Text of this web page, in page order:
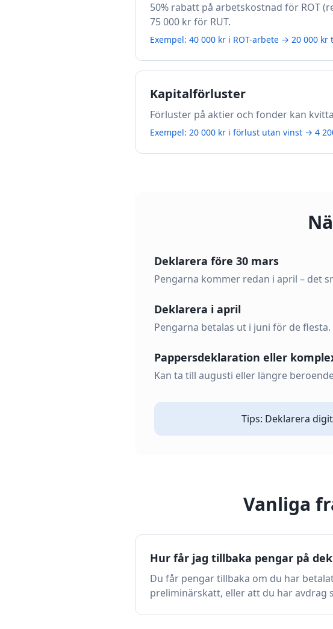
50% rabatt på arbetskostnad för ROT
75 000 kr för RUT.
Exempel: 40 000 kr i ROT-arbete → 20 000 kr
Kapitalförluster
Förluster på aktier och fonder kan
Exempel: 20 000 kr i förlust utan vinst → 4
Deklarera före 30 mars
Pengarna kommer redan i april – det
Deklarera i april
Pengarna betalas ut i juni för de flesta.
Pappersdeklaration eller
Kan ta till augusti eller längre
Tips: Deklarera
Vanliga
Hur får jag tillbaka pengar på
Du får pengar tillbaka om du har
preliminärskatt, eller att du har avdrag